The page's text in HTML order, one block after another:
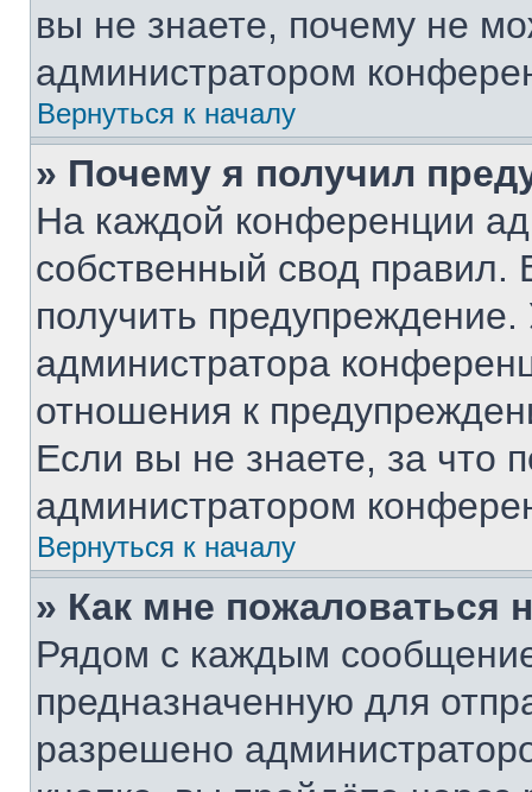
вы не знаете, почему не
администратором
Вернуться к началу
» Почему я получил
На каждой конференции
собственный свод
получить
администратора
отношения к
Если вы не знаете, за что
администратором
Вернуться к началу
» Как мне пожаловаться
Рядом с каждым
предназначенную для
разрешено